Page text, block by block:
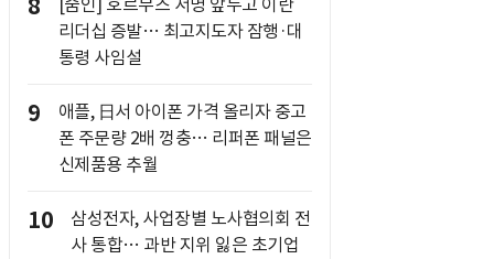
8
[줌인] 호르무즈 서명 앞두고 이란
리더십 증발… 최고지도자 잠행·대
통령 사임설
9
애플, 日서 아이폰 가격 올리자 중고
폰 주문량 2배 껑충… 리퍼폰 패널은
신제품용 추월
10
삼성전자, 사업장별 노사협의회 전
사 통합… 과반 지위 잃은 초기업